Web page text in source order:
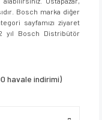
Bosch marka diğer
sayfamızı ziyaret
yıl Bosch Distribütör
havale indirimi)